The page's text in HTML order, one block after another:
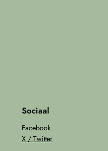
Sociaal
Facebook
X / Twitter